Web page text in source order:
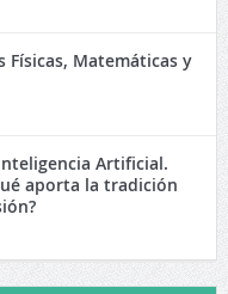
Físicas, Matemáticas y
Artificial.
aporta la tradición